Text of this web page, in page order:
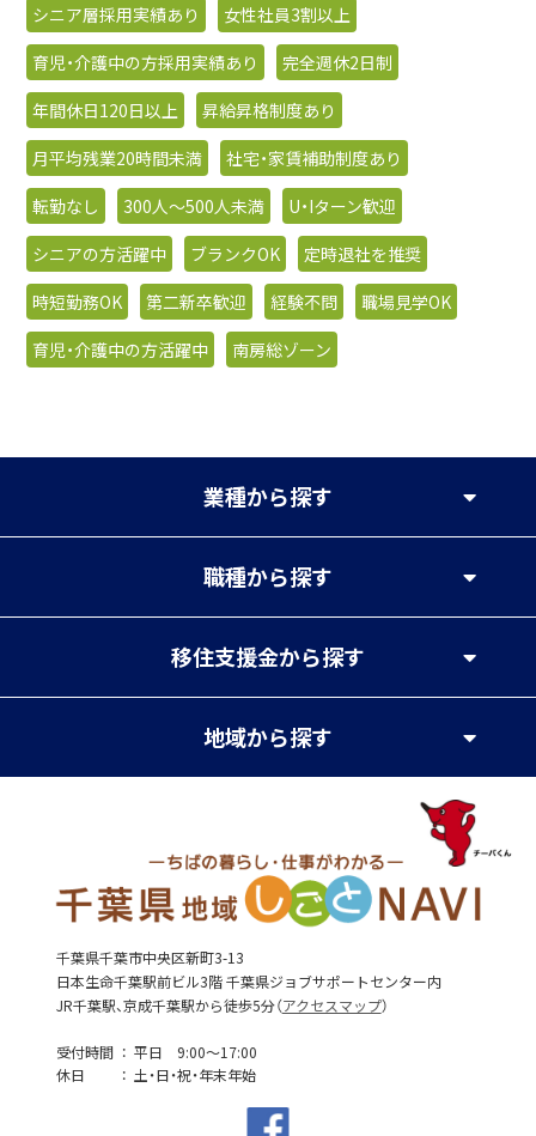
シニア層採用実績あり
女性社員3割以上
育児・介護中の方採用実績あり
完全週休2日制
年間休日120日以上
昇給昇格制度あり
月平均残業20時間未満
社宅・家賃補助制度あり
転勤なし
300人〜500人未満
U・Iターン歓迎
シニアの方活躍中
ブランクOK
定時退社を推奨
時短勤務OK
第二新卒歓迎 経験不問
職場見学OK
育児・介護中の方活躍中
南房総ゾーン
業種から探す
職種から探す
移住支援金から探す
地域から探す
千葉県千葉市中央区新町3-13
日本生命千葉駅前ビル3階 千葉県ジョブサポートセンター内
JR千葉駅、京成千葉駅から徒歩5分（アクセスマップ）
受付時間
平日 9:00～17:00
休日
土・日・祝・年末年始